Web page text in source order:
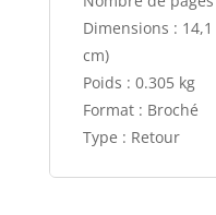
Dimensions :
cm)
Poids : 0.305 kg
Format : Broché
Type : Retour